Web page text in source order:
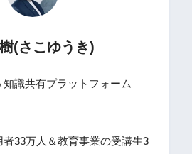
(さこゆうき)
識共有プラットフォーム
33万人＆教育事業の受講生3